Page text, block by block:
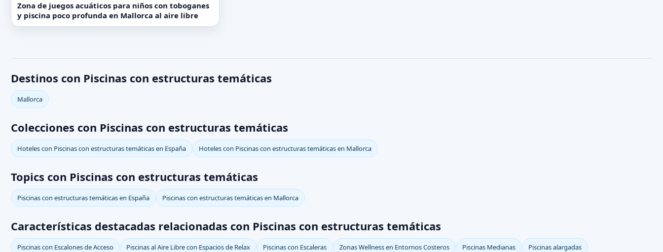
Zona de juegos acuáticos para niños con toboganes
y piscina poco profunda en Mallorca al aire libre
Destinos con Piscinas con estructuras temáticas
Mallorca
Colecciones con Piscinas con estructuras temáticas
Hoteles con Piscinas con estructuras temáticas en España Hoteles con Piscinas con estructuras temáticas en Mallorca
Topics con Piscinas con estructuras temáticas
Piscinas con estructuras temáticas en España Piscinas con estructuras temáticas en Mallorca
Características destacadas relacionadas con Piscinas con estructuras temáticas
Piscinas con Escalones de Acceso Piscinas al Aire Libre con Espacios de Relax Piscinas con Escaleras Zonas Wellness en Entornos Costeros Piscinas Medianas
Piscinas alargadas